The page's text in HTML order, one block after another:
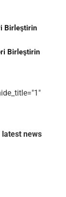
Birleştirin
Birleştirin
latest news